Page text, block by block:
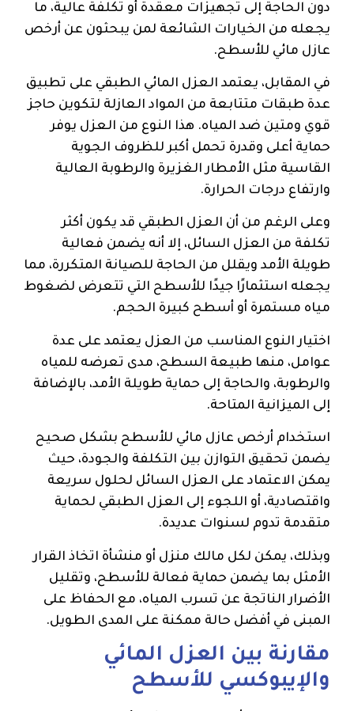
دون الحاجة إلى تجهيزات معقدة أو تكلفة عالية، ما
يجعله من الخيارات الشائعة لمن يبحثون عن أرخص
عازل مائي للأسطح.
في المقابل، يعتمد العزل المائي الطبقي على تطبيق
عدة طبقات متتابعة من المواد العازلة لتكوين حاجز
قوي ومتين ضد المياه. هذا النوع من العزل يوفر
حماية أعلى وقدرة تحمل أكبر للظروف الجوية
القاسية مثل الأمطار الغزيرة والرطوبة العالية
وارتفاع درجات الحرارة.
وعلى الرغم من أن العزل الطبقي قد يكون أكثر
تكلفة من العزل السائل، إلا أنه يضمن فعالية
طويلة الأمد ويقلل من الحاجة للصيانة المتكررة، مما
يجعله استثمارًا جيدًا للأسطح التي تتعرض لضغوط
مياه مستمرة أو أسطح كبيرة الحجم.
اختيار النوع المناسب من العزل يعتمد على عدة
عوامل، منها طبيعة السطح، مدى تعرضه للمياه
والرطوبة، والحاجة إلى حماية طويلة الأمد، بالإضافة
إلى الميزانية المتاحة.
استخدام أرخص عازل مائي للأسطح بشكل صحيح
يضمن تحقيق التوازن بين التكلفة والجودة، حيث
يمكن الاعتماد على العزل السائل لحلول سريعة
واقتصادية، أو اللجوء إلى العزل الطبقي لحماية
متقدمة تدوم لسنوات عديدة.
وبذلك، يمكن لكل مالك منزل أو منشأة اتخاذ القرار
الأمثل بما يضمن حماية فعالة للأسطح، وتقليل
الأضرار الناتجة عن تسرب المياه، مع الحفاظ على
المبنى في أفضل حالة ممكنة على المدى الطويل.
مقارنة بين العزل المائي
والإيبوكسي للأسطح